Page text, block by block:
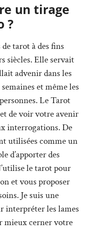
un tirage
?
tarot à des fins
siècles. Elle servait
advenir dans les
et même les
Le Tarot
de voir votre avenir
interrogations. De
utilisées comme un
d’apporter des
le tarot pour
et vous proposer
Je suis une
interpréter les lames
mieux cerner votre